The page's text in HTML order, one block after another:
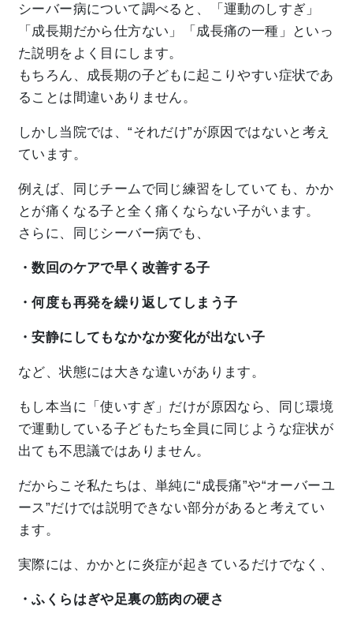
シーバー病について調べると、「運動のしすぎ」
「成長期だから仕方ない」「成長痛の一種」といっ
た説明をよく目にします。
もちろん、成長期の子どもに起こりやすい症状であ
ることは間違いありません。
しかし当院では、“それだけ”が原因ではないと考え
ています。
例えば、同じチームで同じ練習をしていても、かか
とが痛くなる子と全く痛くならない子がいます。
さらに、同じシーバー病でも、
・数回のケアで早く改善する子
・何度も再発を繰り返してしまう子
・安静にしてもなかなか変化が出ない子
など、状態には大きな違いがあります。
もし本当に「使いすぎ」だけが原因なら、同じ環境
で運動している子どもたち全員に同じような症状が
出ても不思議ではありません。
だからこそ私たちは、単純に“成長痛”や“オーバーユ
ース”だけでは説明できない部分があると考えてい
ます。
実際には、かかとに炎症が起きているだけでなく、
・ふくらはぎや足裏の筋肉の硬さ